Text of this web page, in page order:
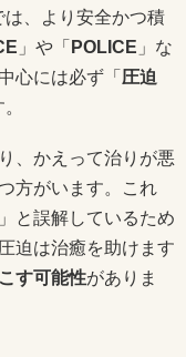
は、より安全かつ積
」や「 POLICE 」な
心には必ず「 圧迫
、かえって治りが悪
方がいます。これ
と誤解しているため
迫は治癒を助けます
す可能性がありま